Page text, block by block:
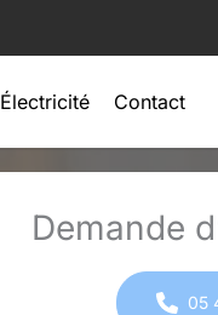
Électricité Contact
Demande
05